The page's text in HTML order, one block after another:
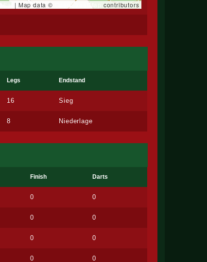
| Map data © OpenStreetMap contributors
Legs Endstand
16 Sieg
8 Niederlage
Finish Darts
0 0
0 0
0 0
0 0